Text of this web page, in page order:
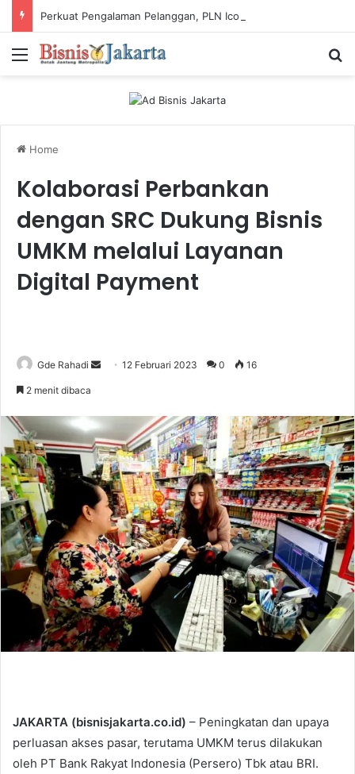
Menu
Home
Kolaborasi Perbankan
dengan SRC Dukung Bisnis
UMKM melalui Layanan
Digital Payment
Gde Rahadi
a
n
e
m
i
l
12 Februari 2023 0 16
2 menit dibaca
JAKARTA (bisnisjakarta.co.id) – Peningkatan dan upaya
perluasan akses pasar, terutama UMKM terus dilakukan
oleh PT Bank Rakyat Indonesia (Persero) Tbk atau BRI.